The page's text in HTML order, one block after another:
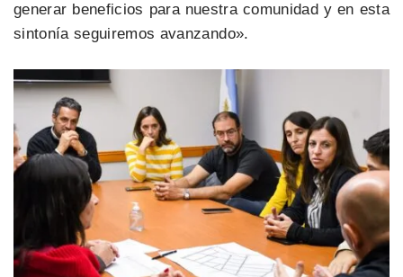
generar beneficios para nuestra comunidad y en esta
sintonía seguiremos avanzando».